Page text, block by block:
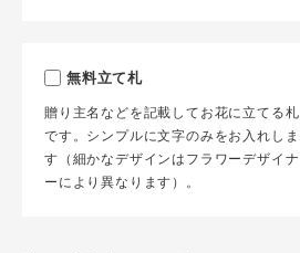
無料立て札
贈り主名などを記載してお花に立てる札
です。シンプルに文字のみをお入れしま
す（細かなデザインはフラワーデザイナ
ーにより異なります）。